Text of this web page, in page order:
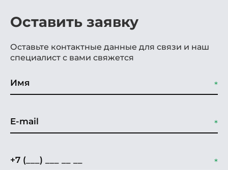
Оставить заявку
Оставьте контактные данные для связи и наш
специалист с вами свяжется